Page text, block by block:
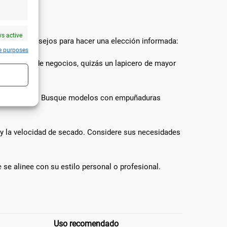
active
active
purposes
consejos para hacer una elección informada:
o de negocios, quizás un lapicero de mayor
Busque modelos con empuñaduras
velocidad de secado. Considere sus necesidades
alinee con su estilo personal o profesional.
Uso recomendado